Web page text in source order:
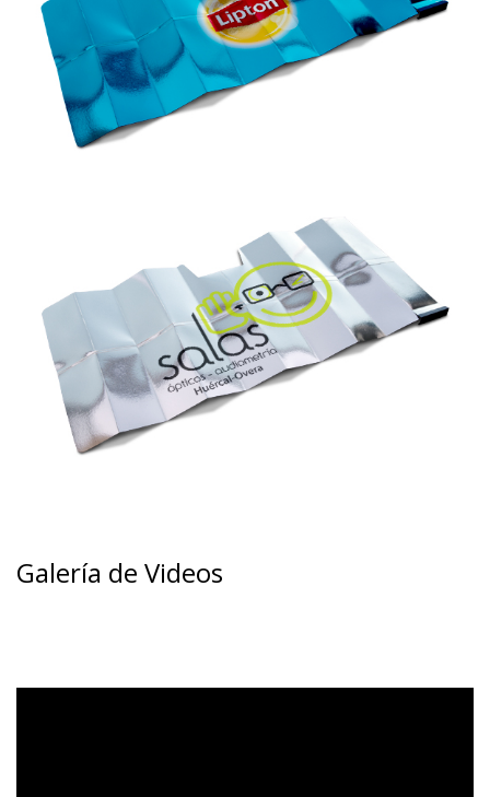
Galería de Videos